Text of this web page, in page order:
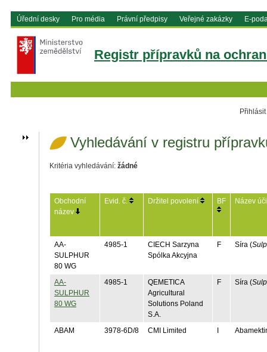
Vyhledávání v registru
Kritéria vyhledávání: žádné
Obchodní
název
Evid. č. Držitel povolení BF Název
AA-
SULPHUR
80 WG
4985-1
CIECH Sarzyna
Spólka Akcyjna
F Síra (
AA-
SULPHUR
80 WG
4985-1
QEMETICA
Agricultural
Solutions Poland
S.A.
F Síra (
ABAM 3978-6D/8 CMI Limited